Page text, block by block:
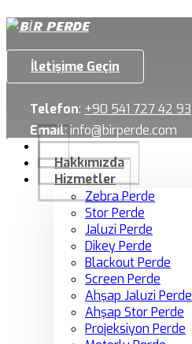
İletişime Geçin
Telefon: +90 541 727 42 93
Email:info@birperde.com
Hakkımızda
Hizmetler
Zebra Perde
Stor Perde
Jaluzi Perde
Dikey Perde
Blackout Perde
Screen Perde
Ahşap Jaluzi Perde
Ahşap Stor Perde
Projeksiyon Perde